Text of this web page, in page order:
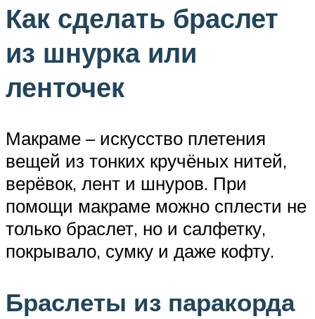
Как сделать браслет
из шнурка или
ленточек
Макраме – искусство плетения
вещей из тонких кручёных нитей,
верёвок, лент и шнуров. При
помощи макраме можно сплести не
только браслет, но и салфетку,
покрывало, сумку и даже кофту.
Браслеты из паракорда